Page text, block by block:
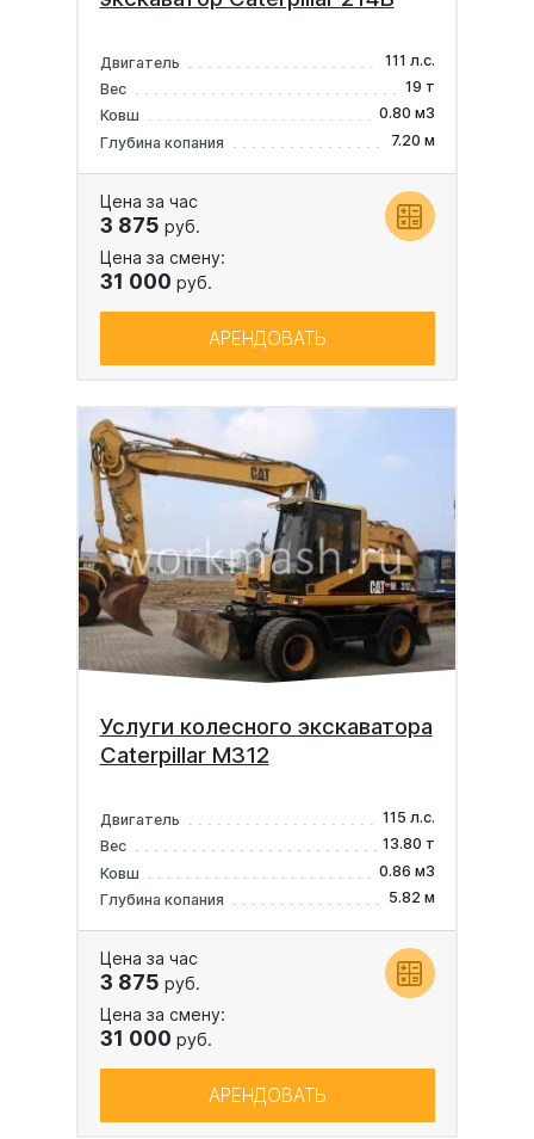
Двигатель
111 л.с.
Вес
19 т
Ковш
0.80 м3
Глубина копания
7.20 м
Цена за час
3 875 руб.
Цена за смену:
31 000 руб.
АРЕНДОВАТЬ
Услуги колесного экскаватора
Caterpillar M312
Двигатель
115 л.с.
Вес
13.80 т
Ковш
0.86 м3
Глубина копания
5.82 м
Цена за час
3 875 руб.
Цена за смену:
31 000 руб.
АРЕНДОВАТЬ